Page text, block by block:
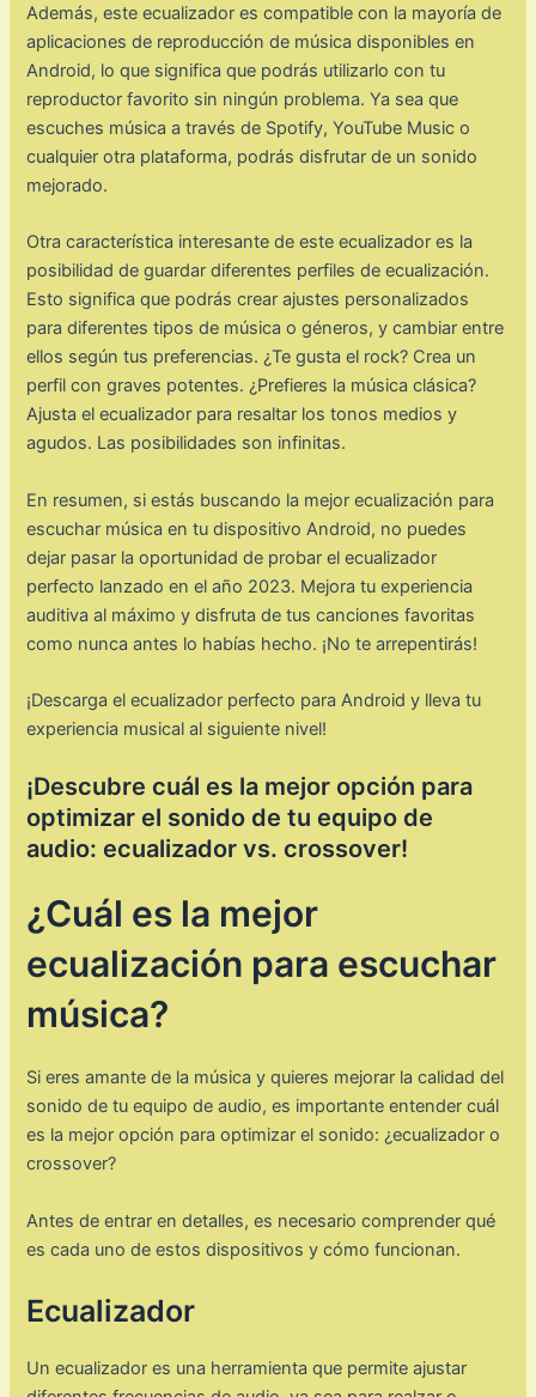
Además, este ecualizador es compatible con la mayoría de
aplicaciones de reproducción de música disponibles en
Android, lo que significa que podrás utilizarlo con tu
reproductor favorito sin ningún problema. Ya sea que
escuches música a través de Spotify, YouTube Music o
cualquier otra plataforma, podrás disfrutar de un sonido
mejorado.
Otra característica interesante de este ecualizador es la
posibilidad de guardar diferentes perfiles de ecualización.
Esto significa que podrás crear ajustes personalizados
para diferentes tipos de música o géneros, y cambiar entre
ellos según tus preferencias. ¿Te gusta el rock? Crea un
perfil con graves potentes. ¿Prefieres la música clásica?
Ajusta el ecualizador para resaltar los tonos medios y
agudos. Las posibilidades son infinitas.
En resumen, si estás buscando la mejor ecualización para
escuchar música en tu dispositivo Android, no puedes
dejar pasar la oportunidad de probar el ecualizador
perfecto lanzado en el año 2023. Mejora tu experiencia
auditiva al máximo y disfruta de tus canciones favoritas
como nunca antes lo habías hecho. ¡No te arrepentirás!
¡Descarga el ecualizador perfecto para Android y lleva tu
experiencia musical al siguiente nivel!
¡Descubre cuál es la mejor opción para
optimizar el sonido de tu equipo de
audio: ecualizador vs. crossover!
¿Cuál es la mejor
ecualización para escuchar
música?
Si eres amante de la música y quieres mejorar la calidad del
sonido de tu equipo de audio, es importante entender cuál
es la mejor opción para optimizar el sonido: ¿ecualizador o
crossover?
Antes de entrar en detalles, es necesario comprender qué
es cada uno de estos dispositivos y cómo funcionan.
Ecualizador
Un ecualizador es una herramienta que permite ajustar